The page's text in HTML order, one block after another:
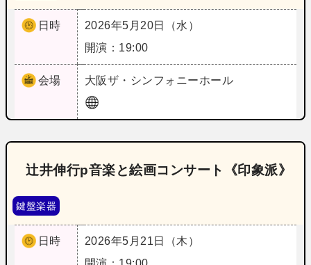
日時
2026年5月20日（水）
開演：19:00
会場 大阪ザ・シンフォニーホール
辻井伸行p音楽と絵画コンサート《印象派》
鍵盤楽器
日時
2026年5月21日（木）